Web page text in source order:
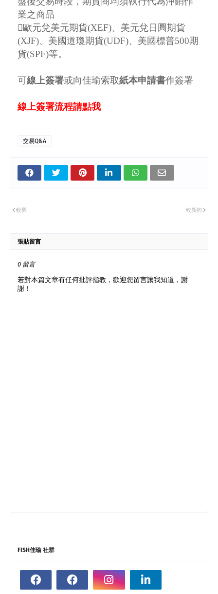
業之商品
歐元兌美元期貨(XEF)、美元兌日圓期貨
(XJF)、美國道瓊期貨(UDF)、美國標普500期
貨(SPF)等。
可線上簽署或向佳瑜索取紙本申請書作簽署
線上簽署流程請點我
交易Q&A
較新的
較舊
張貼留言
0 留言
若對本篇文章有任何批評指教，歡迎您留言讓我知道，謝
謝！
FISH佳瑜 社群